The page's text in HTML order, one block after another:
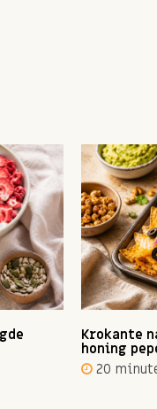
Krokante
honing
20